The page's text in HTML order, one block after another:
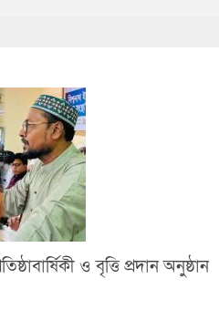
ও বৃত্তি প্রদান অনুষ্ঠান